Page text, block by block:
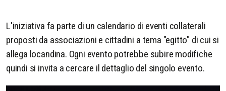
L'iniziativa fa parte di un calendario di eventi collaterali
proposti da associazioni e cittadini a tema "egitto" di cui si
allega locandina. Ogni evento potrebbe subire modifiche
quindi si invita a cercare il dettaglio del singolo evento.